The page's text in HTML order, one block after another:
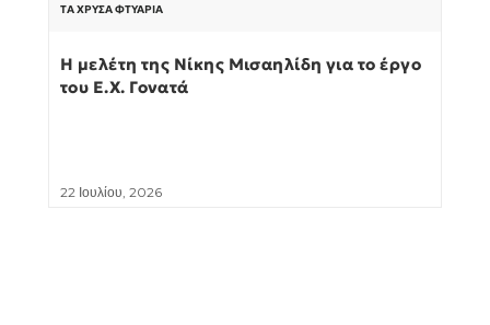
ΤΑ ΧΡΥΣΆ ΦΤΥΆΡΙΑ
Η μελέτη της Νίκης Μισαηλίδη για το έργο
του Ε.Χ. Γονατά
22 Ιουλίου, 2026